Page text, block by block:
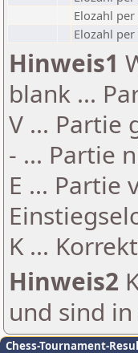
Elozahl per
Elozahl per
Hinweis1
blank ...
V ... Partie
- ... Partie
E ... Partie
K ...
Hinweis2
und sind
Chess-Tournament-